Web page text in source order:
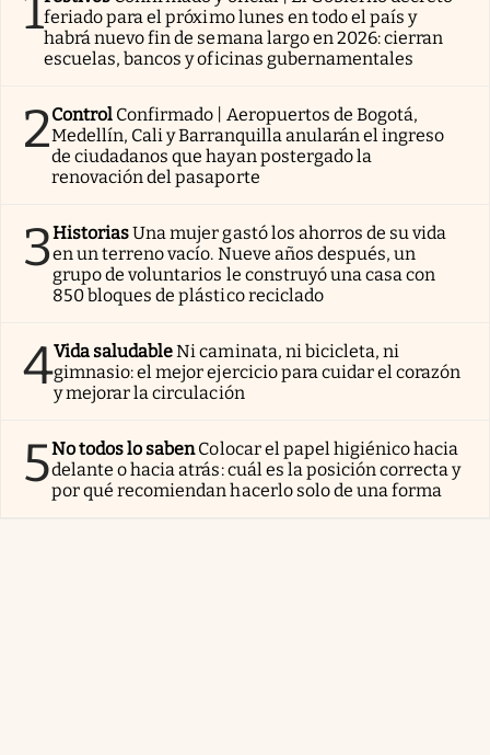
feriado para el próximo lunes en todo el país y
habrá nuevo fin de semana largo en 2026: cierran
escuelas, bancos y oficinas gubernamentales
2Control Confirmado | Aeropuertos de Bogotá,
Medellín, Cali y Barranquilla anularán el ingreso
de ciudadanos que hayan postergado la
renovación del pasaporte
3HistoriasUna mujer gastó los ahorros de su vida
en un terreno vacío. Nueve años después, un
grupo de voluntarios le construyó una casa con
850 bloques de plástico reciclado
4Vida saludableNi caminata, ni bicicleta, ni
gimnasio: el mejor ejercicio para cuidar el corazón
y mejorar la circulación
5No todos lo sabenColocar el papel higiénico hacia
delante o hacia atrás: cuál es la posición correcta y
por qué recomiendan hacerlo solo de una forma